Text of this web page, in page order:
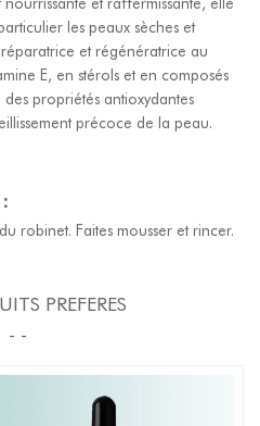
les peaux sèches et
et régénératrice au
E, en stérols et en composés
propriétés antioxydantes
précoce de la peau.
robinet. Faites mousser et rincer.
PREFERES
- -